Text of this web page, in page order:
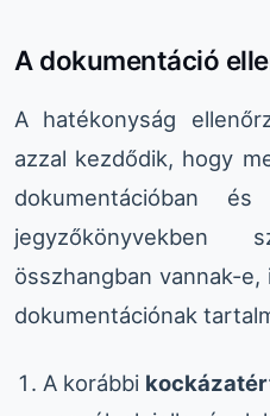
A dokumentáció
A hatékonyság
azzal kezdődik, hogy
dokumentációban
jegyzőkönyvekben
összhangban vannak-
dokumentációnak
A korábbi